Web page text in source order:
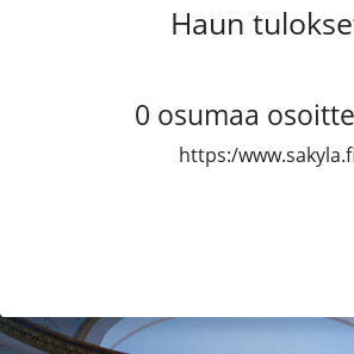
Haun
0 osumaa
https:/www.sakyla.fi